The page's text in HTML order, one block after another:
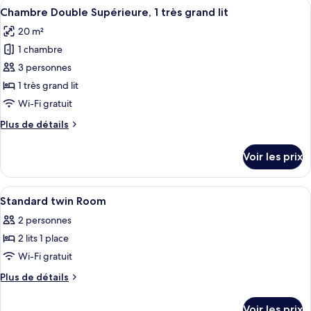
Twin
Room
de
Superior
Twin
Afficher
toutes
les
photos
pour
ce
type
chambre :
Supérieure,
1
très
grand
lit
4
Chambre Double Supérieure, 1 très grand lit
20 m²
1 chambre
3 personnes
1 très grand lit
Wi-Fi gratuit
Plus de détails
Plus
le
type
de
Chambre
Double
très
grand
Voir les prix
Afficher
toutes
les
photos
pour
ce
Literie hypoallergénique, coffres-
7
Standard twin Room
2 personnes
2 lits 1 place
Wi-Fi gratuit
Plus de détails
Plus